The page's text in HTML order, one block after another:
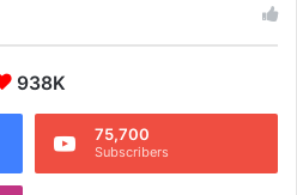
938K
75,700
Subscribers